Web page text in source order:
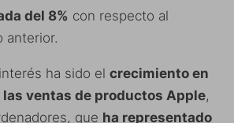
del 8% con respecto al
anterior.
ha sido el crecimiento en
ventas de productos Apple,
que ha representado